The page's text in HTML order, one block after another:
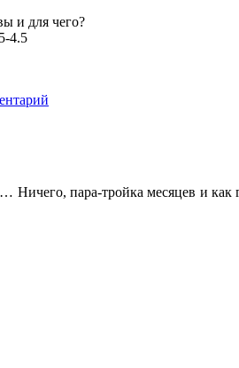
и для чего?
4.5
Ничего, пара-тройка месяцев и